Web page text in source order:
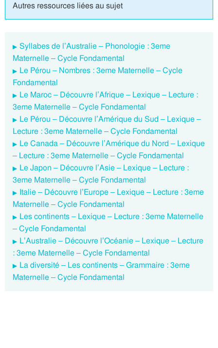
Autres ressources liées au sujet
Syllabes de l’Australie – Phonologie : 3eme
Maternelle – Cycle Fondamental
Le Pérou – Nombres : 3eme Maternelle – Cycle
Fondamental
Le Maroc – Découvre l’Afrique – Lexique – Lecture :
3eme Maternelle – Cycle Fondamental
Le Pérou – Découvre l’Amérique du Sud – Lexique –
Lecture : 3eme Maternelle – Cycle Fondamental
Le Canada – Découvre l’Amérique du Nord – Lexique
– Lecture : 3eme Maternelle – Cycle Fondamental
Le Japon – Découvre l’Asie – Lexique – Lecture :
3eme Maternelle – Cycle Fondamental
Italie – Découvre l’Europe – Lexique – Lecture : 3eme
Maternelle – Cycle Fondamental
Les continents – Lexique – Lecture : 3eme Maternelle
– Cycle Fondamental
L’Australie – Découvre l’Océanie – Lexique – Lecture
: 3eme Maternelle – Cycle Fondamental
La diversité – Les continents – Grammaire : 3eme
Maternelle – Cycle Fondamental